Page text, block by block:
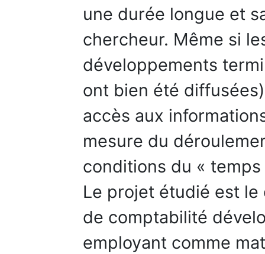
une durée longue et
chercheur. Même si
développements
ont bien été
accès aux
mesure du
conditions du « temps
Le projet étudié est le
de comptabilité
employant comme